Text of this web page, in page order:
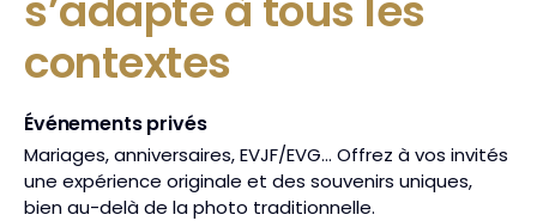
contextes
Événements privés
Mariages, anniversaires, EVJF/EVG… Offrez à vos invités
une expérience originale et des souvenirs uniques,
bien au-delà de la photo traditionnelle.